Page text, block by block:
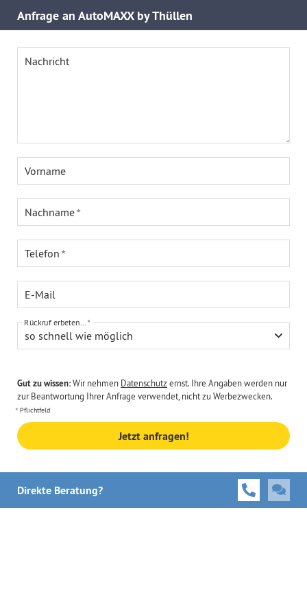
Anfrage an AutoMAXX by Thüllen
Nachricht
Vorname
Nachname
Telefon
E-Mail
so schnell wie möglich
Rückruf erbeten...
Gut zu wissen:Wir nehmen Datenschutzernst. Ihre Angaben werden nur
zur Beantwortung Ihrer Anfrage verwendet, nicht zu Werbezwecken.
Pflichtfeld
Jetzt anfragen!
Direkte Beratung?